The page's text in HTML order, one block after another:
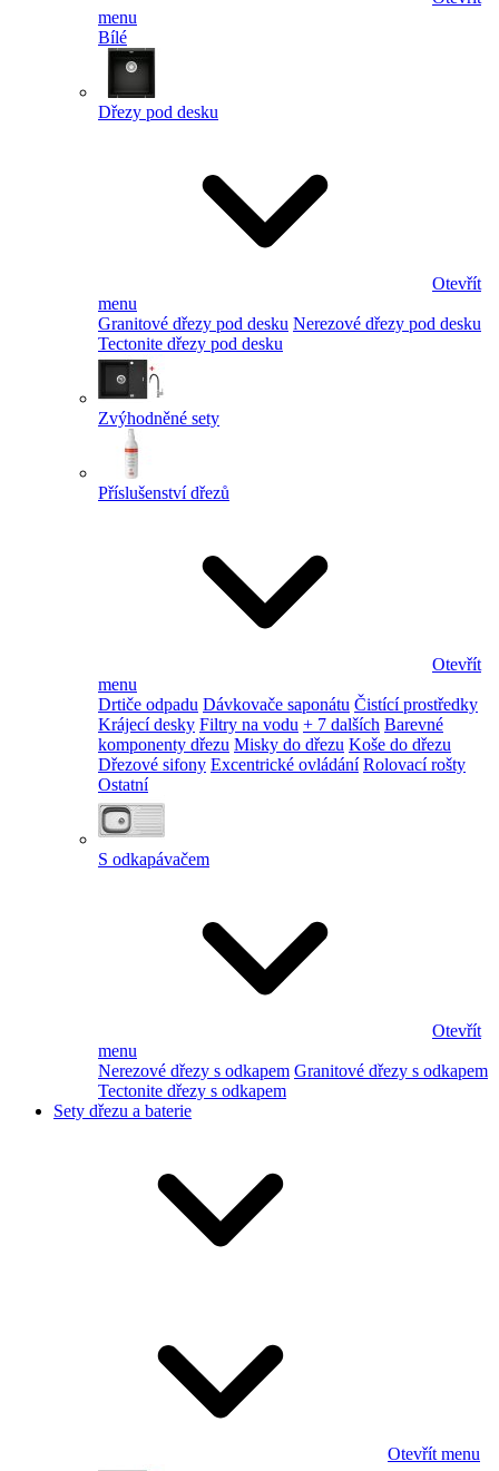
menu
Bílé
Dřezy pod desku
Otevřít
menu
Granitové dřezy pod desku Nerezové dřezy pod desku
Tectonite dřezy pod desku
Zvýhodněné sety
Příslušenství dřezů
Otevřít
menu
Drtiče odpadu Dávkovače saponátu Čistící prostředky
Krájecí desky Filtry na vodu + 7 dalších Barevné
komponenty dřezu Misky do dřezu Koše do dřezu
Dřezové sifony Excentrické ovládání Rolovací rošty
Ostatní
S odkapávačem
Otevřít
menu
Nerezové dřezy s odkapem Granitové dřezy s odkapem
Tectonite dřezy s odkapem
Sety dřezu a baterie
Otevřít menu